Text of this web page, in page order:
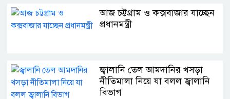
আজ চট্টগ্রাম ও কক্সবাজার যাচ্ছেন
প্রধানমন্ত্রী
জ্বালানি তেল আমদানির খসড়া
নীতিমালা নিয়ে যা বলল জ্বালানি
বিভাগ